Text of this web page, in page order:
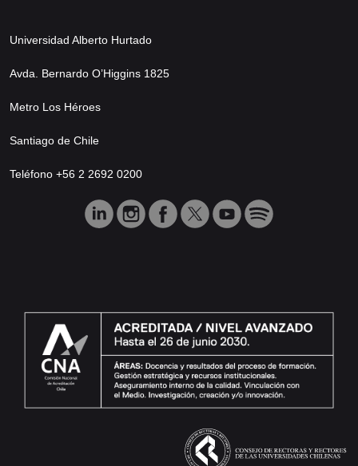
Universidad Alberto Hurtado
Avda. Bernardo O’Higgins 1825
Metro Los Héroes
Santiago de Chile
Teléfono +56 2 2692 0200